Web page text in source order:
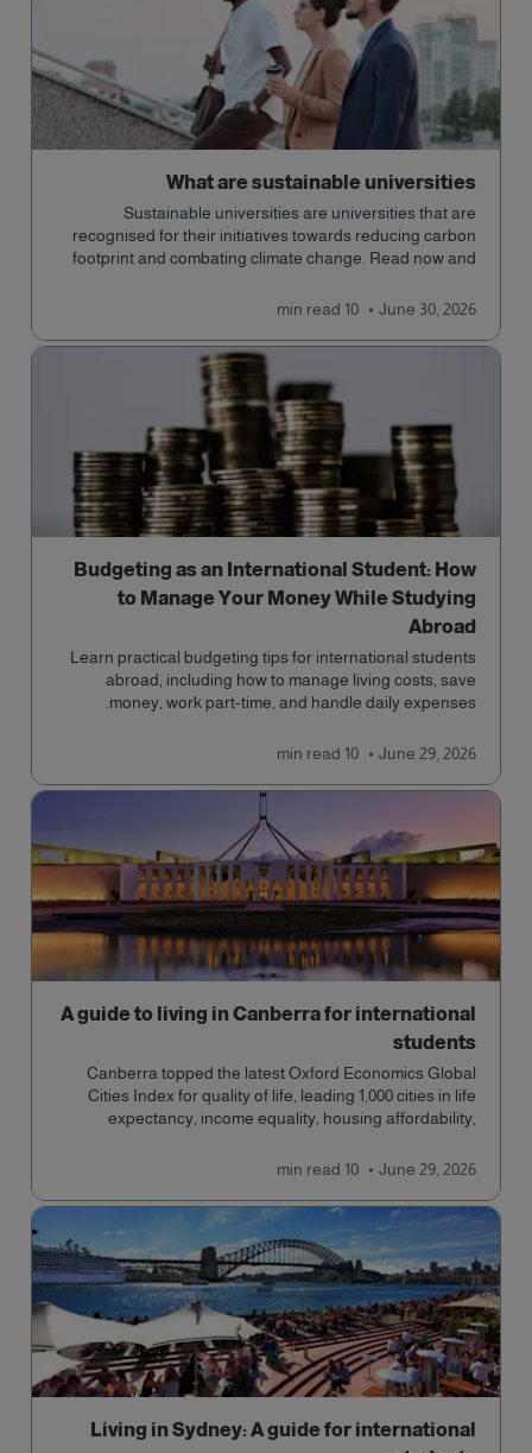
What are sustainable universities
Sustainable universities are universities that are
recognised for their initiatives towards reducing carbon
footprint and combating climate change. Read now and
June 30, 2026
10 min
read
Budgeting as an International Student: How
to Manage Your Money While Studying
Abroad
Learn practical budgeting tips for international students
abroad, including how to manage living costs, save
money, work part-time, and handle daily expenses.
June 29, 2026
10 min
read
A guide to living in Canberra for international
students
Canberra topped the latest Oxford Economics Global
Cities Index for quality of life, leading 1,000 cities in life
expectancy, income equality, housing affordability,
June 29, 2026
10 min
read
Living in Sydney: A guide for international